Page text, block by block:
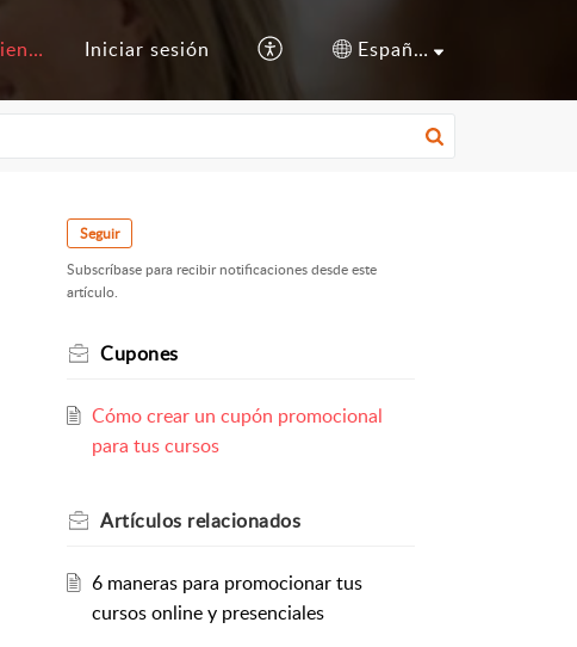
Base de conocimientos Iniciar sesión Español (España)
Seguir
Subscríbase para recibir notificaciones desde este
artículo.
Cupones
Cómo crear un cupón promocional
para tus cursos
Artículos relacionados
6 maneras para promocionar tus
cursos online y presenciales